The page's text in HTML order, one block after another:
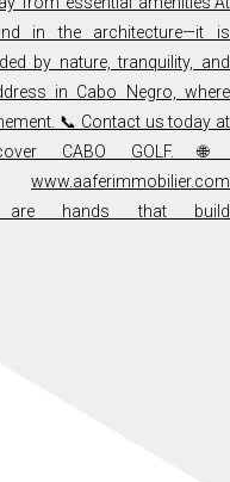
are hands that build